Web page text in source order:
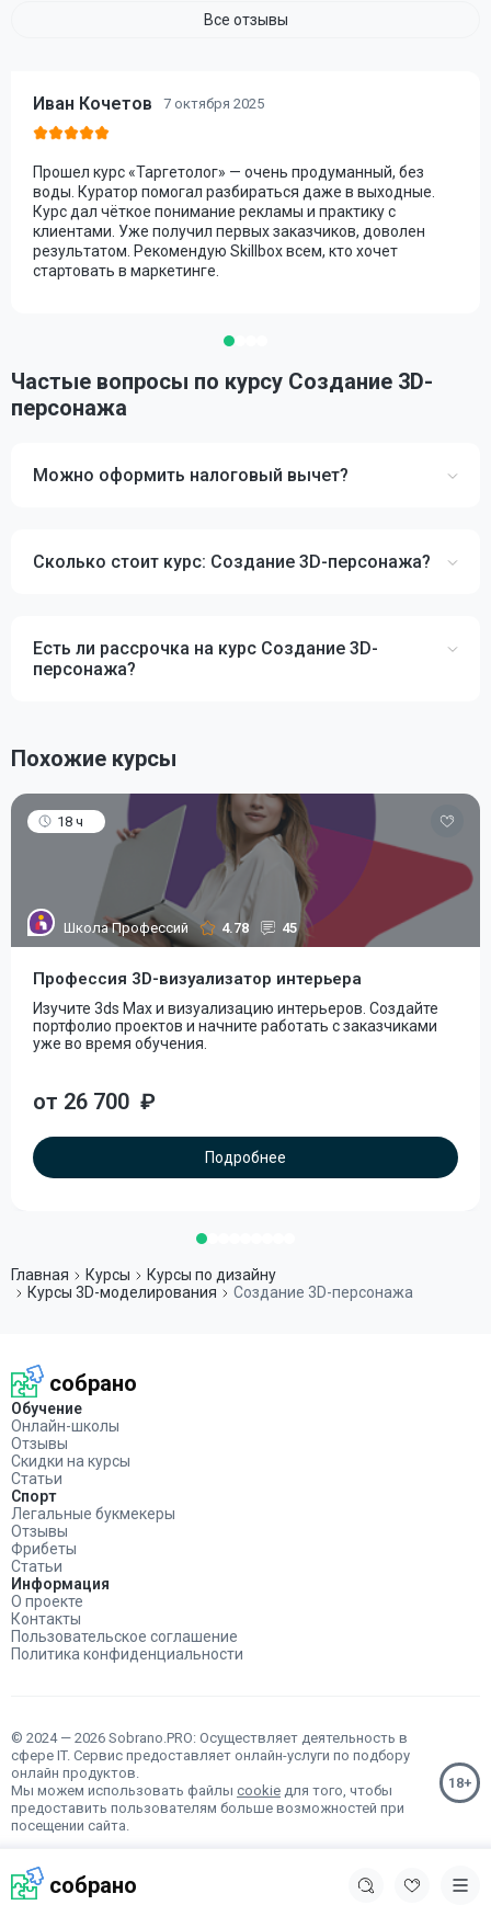
собрано
Все отзывы
Иван Кочетов 7 октября 2025
Прошел курс «Таргетолог» — очень продуманный, без
воды. Куратор помогал разбираться даже в выходные.
Курс дал чёткое понимание рекламы и практику с
клиентами. Уже получил первых заказчиков, доволен
результатом. Рекомендую Skillbox всем, кто хочет
стартовать в маркетинге.
Частые вопросы по курсу Создание 3D-
персонажа
Можно оформить налоговый вычет?
Сколько стоит курс: Создание 3D-персонажа?
Есть ли рассрочка на курс Создание 3D-
персонажа?
Похожие курсы
18 ч
Школа Профессий 4.78 45
Профессия 3D-визуализатор интерьера
Изучите 3ds Max и визуализацию интерьеров. Создайте
портфолио проектов и начните работать с заказчиками
уже во время обучения.
от 26 700 ₽
Подробнее
Главная Курсы
Курсы по дизайну
Курсы 3D-моделирования
Создание 3D-персонажа
собрано
Обучение
Онлайн-школы
Отзывы
Скидки на курсы
Статьи
Спорт
Легальные букмекеры
Отзывы
Фрибеты
Статьи
Информация
О проекте
Контакты
Пользовательское соглашение
Политика конфиденциальности
© 2024 — 2026 Sobrano.PRO: Осуществляет деятельность в
сфере IT. Сервис предоставляет онлайн-услуги по подбору
онлайн продуктов.
Мы можем использовать файлы cookie для того, чтобы
предоставить пользователям больше возможностей при
посещении сайта.